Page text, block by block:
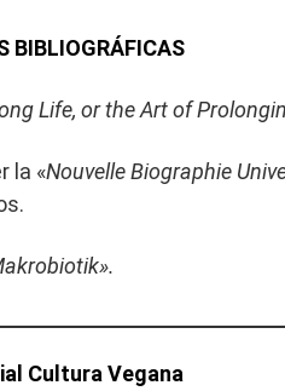
BIBLIOGRÁFICAS
Life, or the Art of
la «Nouvelle Biographie
Cultura Vegana